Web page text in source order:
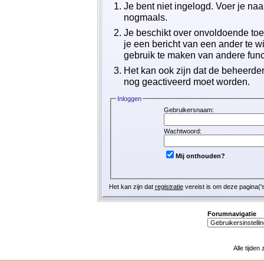
Je bent niet ingelogd. Voer je
nogmaals.
Je beschikt over onvoldoende
je een bericht van een ander te
gebruik te maken van andere
Het kan ook zijn dat de
nog geactiveerd moet worden.
Inloggen
Gebruikersnaam:
Wachtwoord:
Mij onthouden?
Het kan zijn dat registratievereist is om deze
Forumnavigatie
Alle tijden